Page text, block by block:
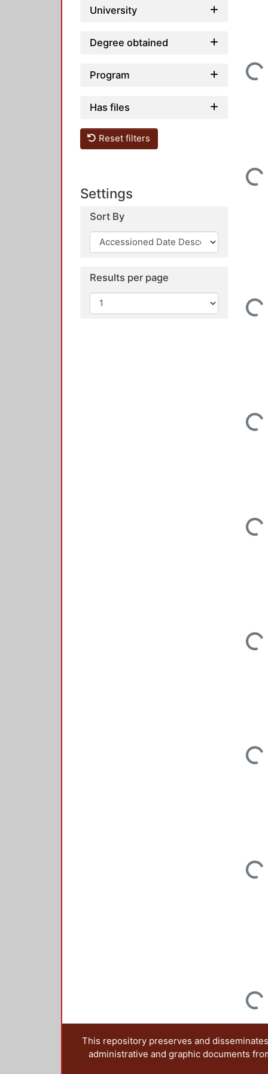
University
Degree obtained
Program
Has files
Reset filters
Settings
Sort By
Results per page
Loading...
Loading...
Loading...
Loading...
Loading...
Loading...
Loading...
Loading...
Loading...
This repository preserves and
administrative and graphic documents